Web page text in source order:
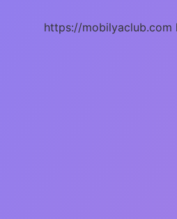
https://mobilyaclub.com